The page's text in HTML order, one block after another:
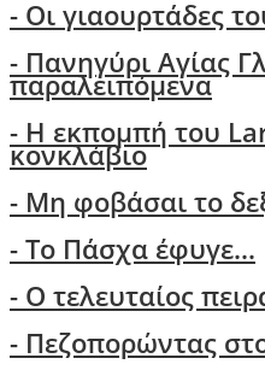
- Οι γιαουρτάδες
- Πανηγύρι Αγίας
παραλειπόμενα
- Η εκπομπή του
κονκλάβιο
- Μη φοβάσαι το
-Το Πάσχα έφυγε...
- Ο τελευταίος
- Πεζοπορώντας